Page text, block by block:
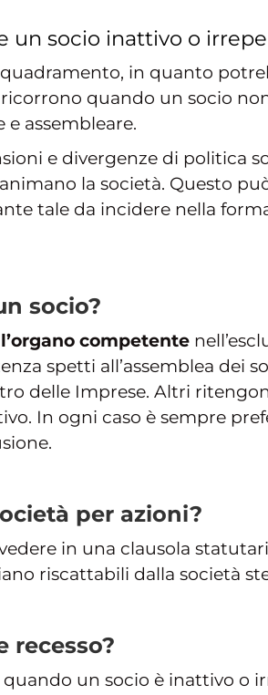
un socio inattivo o
in quanto
quando un socio
assembleare.
e divergenze di politica
la società. Questo
tale da incidere nella
socio?
l’organo competente
spetti all’assemblea dei
delle Imprese. Altri
In ogni caso è sempre
per azioni?
in una clausola
riscattabili dalla società
recesso?
quando un socio è inattivo o